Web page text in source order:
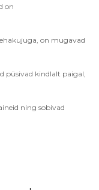
on
on mugavad
püsivad kindlalt paigal,
ning sobivad